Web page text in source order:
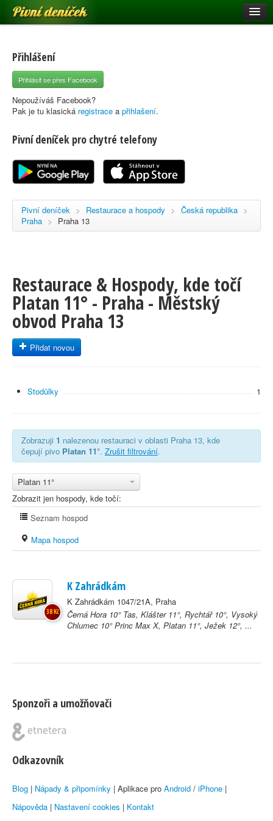
Pivní deníček
Pivní mapa
Pivní značky
Nápověda
Registrace
Přihlášení
Přihlásit se přes Facebook
Nepoužíváš Facebook?
Pak je tu klasická registrace a přihlašení.
Pivní deníček pro chytré telefony
Pivní deníček > Restaurace a hospody > Česká republika >
Praha > Praha 13
Restaurace & Hospody, kde točí
Platan 11° - Praha - Městský
obvod Praha 13
Přidat novou
Stodůlky 1
Zobrazuji 1 nalezenou restauraci v oblasti Praha 13, kde
čepují pivo Platan 11°. Zrušit filtrování.
Platan 11°
Zobrazit jen hospody, kde točí:
Seznam hospod
Mapa hospod
K Zahrádkám
K Zahrádkám 1047/21A, Praha
Černá Hora 10° Tas, Klášter 11°, Rychtář 10°, Vysoký
Chlumec 10° Princ Max X, Platan 11°, Ježek 12°, ...
38 Kč
Sponzoři a umožňovači
Odkazovník
Blog | Nápady & připomínky | Aplikace pro Android / iPhone |
Nápověda | Nastavení cookies | Kontakt